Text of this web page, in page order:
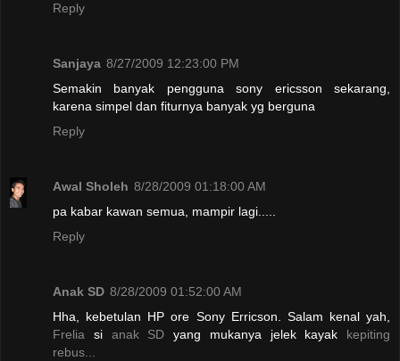
Reply
Sanjaya 8/27/2009 12:23:00 PM
Semakin banyak pengguna sony ericsson sekarang,
karena simpel dan fiturnya banyak yg berguna
Reply
Awal Sholeh 8/28/2009 01:18:00 AM
pa kabar kawan semua, mampir lagi.....
Reply
Anak SD 8/28/2009 01:52:00 AM
Hha, kebetulan HP ore Sony Erricson. Salam kenal yah,
Frelia si anak SD yang mukanya jelek kayak kepiting
rebus...